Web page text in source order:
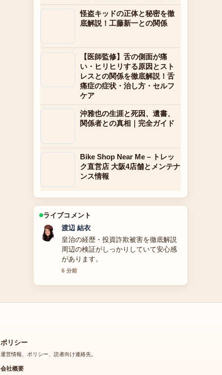
怪盗キッドの正体と秘密を徹
底解説！工藤新一との関係
【医師監修】舌の側面が痛
い・ヒリヒリする原因とスト
レスとの関係を徹底解説！舌
痛症の症状・治し方・セルフ
ケア
沖雅也の生涯と死因、遺書、
関係者との真相｜完全ガイド
Bike Shop Near Me – トレッ
ク直営店 大阪4店舗とメンテナ
ンス情報
ライブコメント
小林 大智
【2025年最新】元宝塚雪組トップ娘
役・紺野まひるの現在の活動：退団理
由や夫、子供、出演作品をまとめまし
た の整理がとても分かりやすいです。
ポリシー
運営情報、ポリシー、読者向け連絡先。